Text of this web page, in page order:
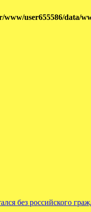
www/user655586/data/
без российского